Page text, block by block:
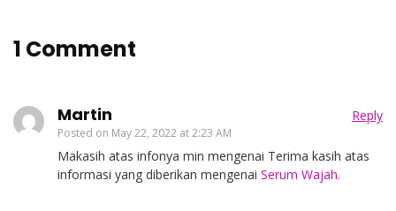
1 Comment
Martin
Posted on May 22, 2022 at 2:23 AM
Reply
Makasih atas infonya min mengenai Terima kasih atas
informasi yang diberikan mengenai Serum Wajah.